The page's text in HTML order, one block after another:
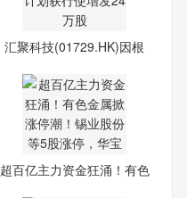
汇聚科技(01729.HK)因根
超百亿主力资金狂涌！有色